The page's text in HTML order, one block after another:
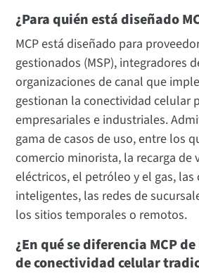
¿Para quién está diseñado
MCP está diseñado para
gestionados (MSP), integradores
organizaciones de canal que
gestionan la conectividad celular
empresariales e industriales.
gama de casos de uso, entre los
comercio minorista, la recarga de
eléctricos, el petróleo y el gas, las
inteligentes, las redes de
los sitios temporales o remotos.
¿En qué se diferencia MCP
de conectividad celular